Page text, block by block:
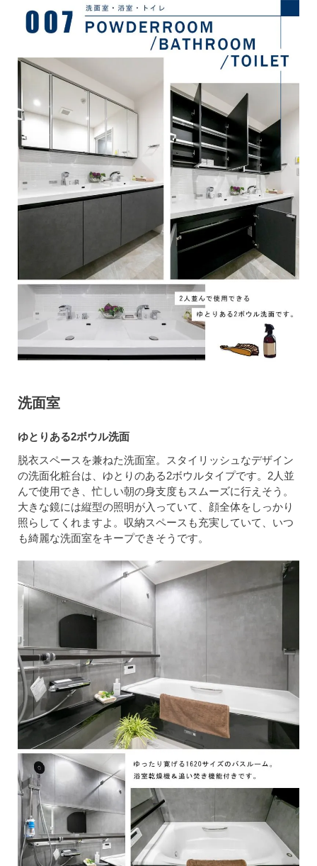
洗面室
ゆとりある2ボウル洗面
脱衣スペースを兼ねた洗面室。スタイリッシュなデザイン
の洗面化粧台は、ゆとりのある2ボウルタイプです。2人並
んで使用でき、忙しい朝の身支度もスムーズに行えそう。
大きな鏡には縦型の照明が入っていて、顔全体をしっかり
照らしてくれますよ。収納スペースも充実していて、いつ
も綺麗な洗面室をキープできそうです。